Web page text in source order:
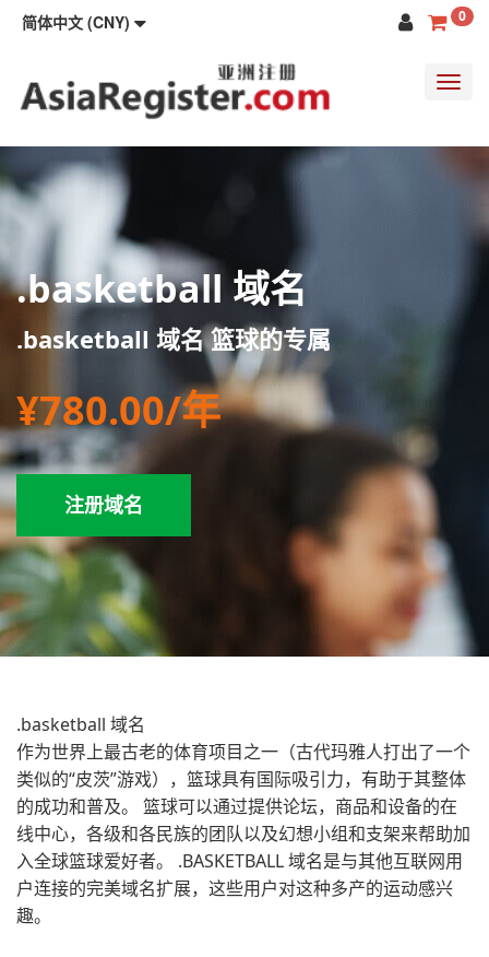
简体中文 (CNY) 0
.basketball 域名
.basketball 域名 篮球的专属
¥780.00/年
注册域名
.basketball 域名
作为世界上最古老的体育项目之一（古代玛雅人打出了一个
类似的“皮茨”游戏），篮球具有国际吸引力，有助于其整体
的成功和普及。 篮球可以通过提供论坛，商品和设备的在
线中心，各级和各民族的团队以及幻想小组和支架来帮助加
入全球篮球爱好者。 .BASKETBALL 域名是与其他互联网用
户连接的完美域名扩展，这些用户对这种多产的运动感兴
趣。